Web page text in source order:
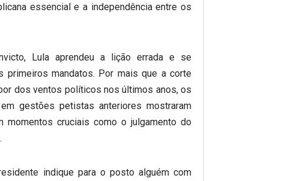
essencial e a independência entre os
Lula aprendeu a lição errada e se
mandatos. Por mais que a corte
dos ventos políticos nos últimos anos, os
gestões petistas anteriores mostraram
momentos cruciais como o julgamento do
indique para o posto alguém com